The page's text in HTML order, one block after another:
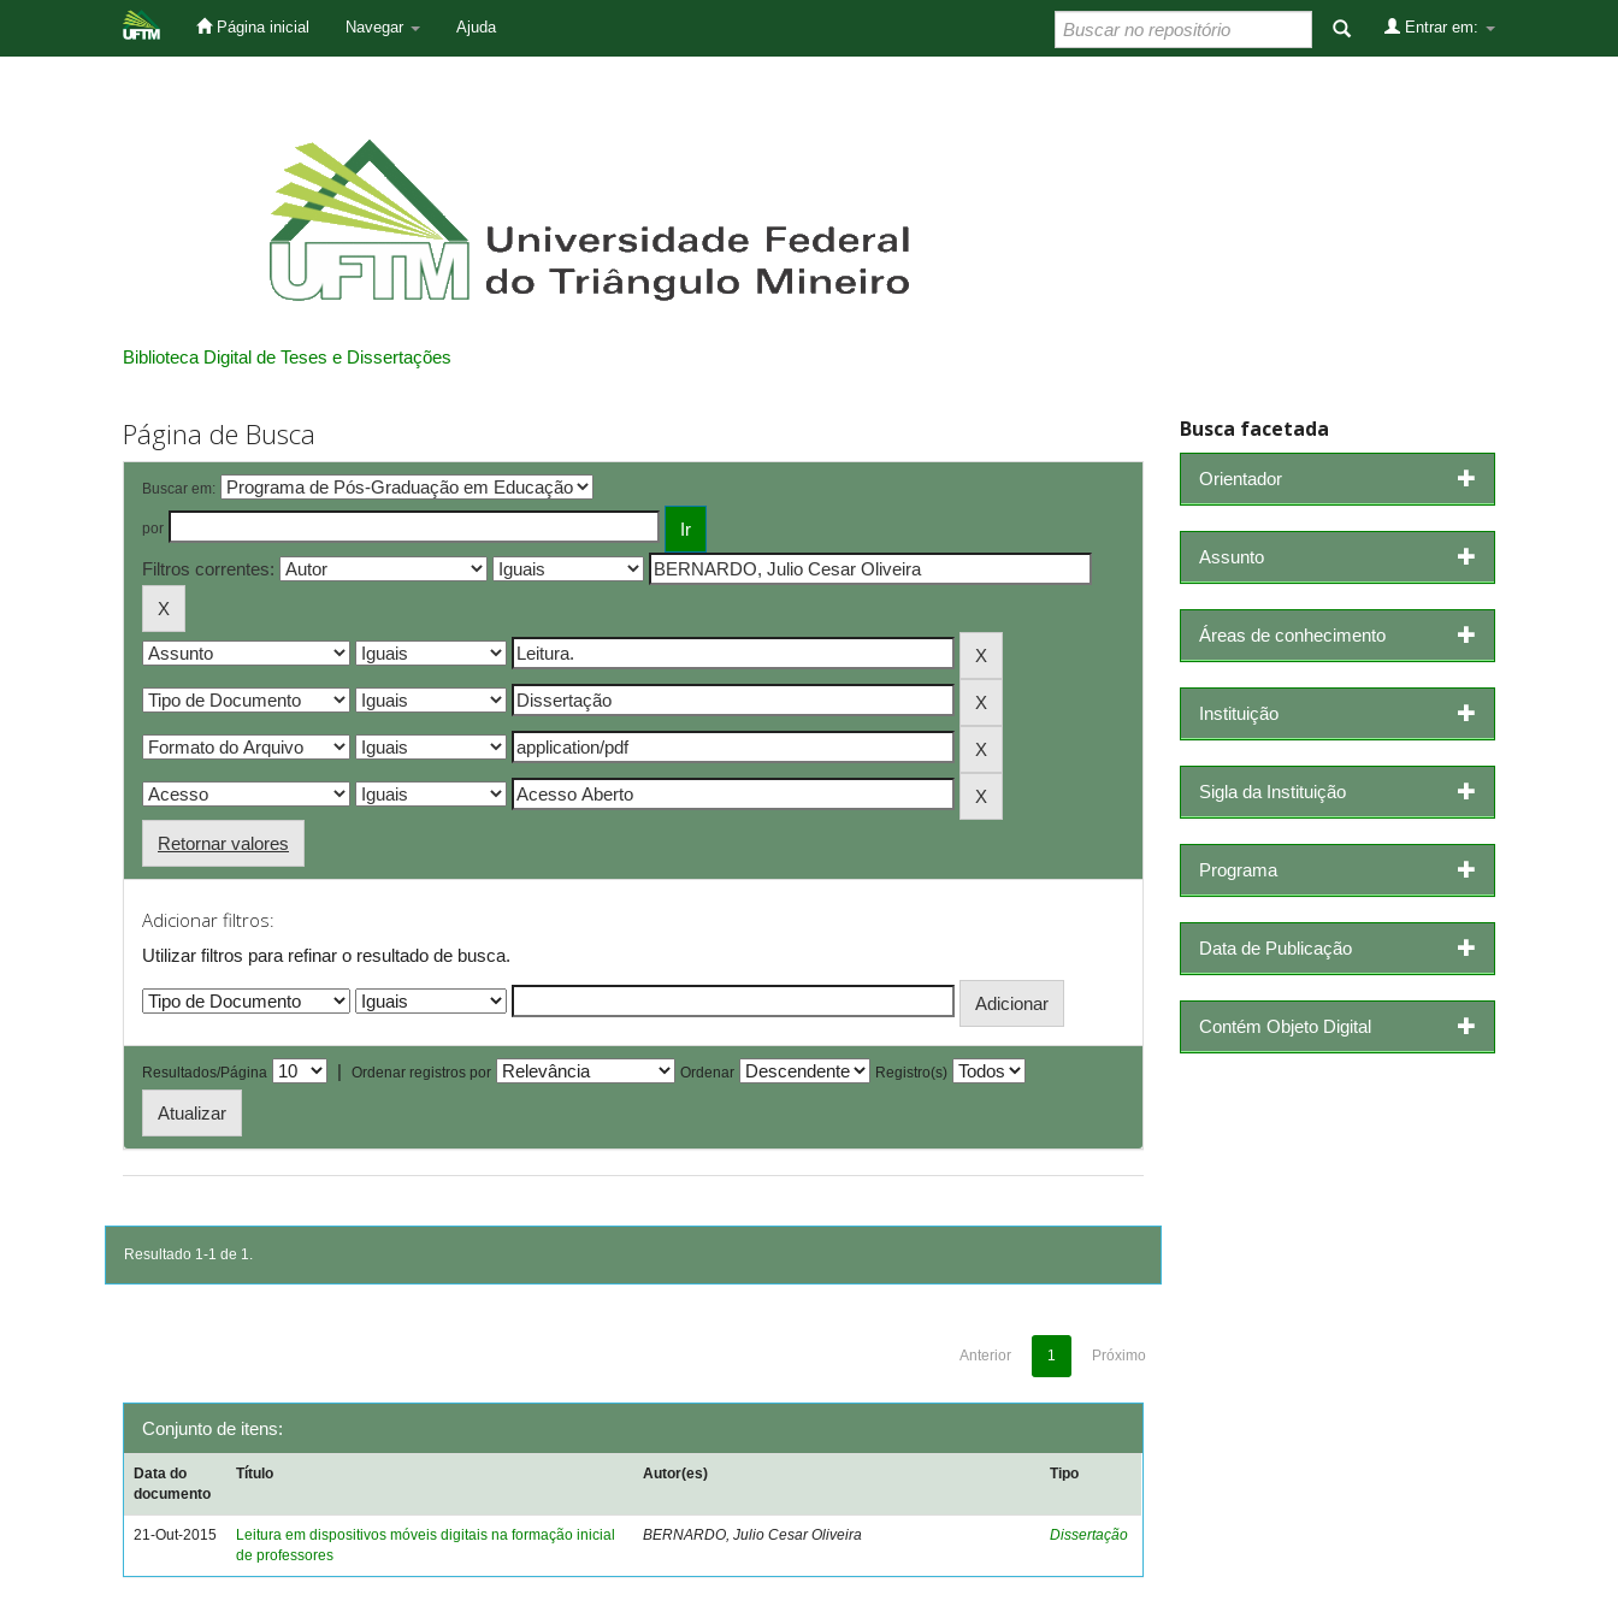
Página inicial Navegar Ajuda Entrar em:
Biblioteca Digital de Teses e Dissertações
Página de Busca
Buscar em:
por
Filtros correntes:
Retornar valores
Adicionar filtros:
Utilizar filtros para refinar o resultado de busca.
Resultados/Página | Ordenar registros por Ordenar Registro(s)
Resultado 1-1 de 1.
Anterior 1 Próximo
Conjunto de itens:
Data do
documento
Título Autor(es) Tipo
21-Out-2015
Leitura em dispositivos móveis digitais na formação inicial
de professores
BERNARDO, Julio Cesar Oliveira Dissertação
Busca facetada
Orientador
Assunto
Áreas de conhecimento
Instituição
Sigla da Instituição
Programa
Data de Publicação
Contém Objeto Digital